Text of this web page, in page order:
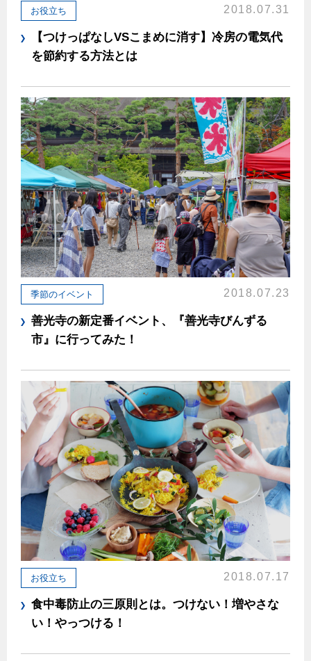
ガスを安全にお使いいただくために
ガスメーターの役割と安全機能
古くなったガス管の交換のおすすめ
正しい接続で安全に
長期使用製品安全点検制度について
換気と給排気設備の注意点
冬季の注意
保安体制
保安体制について
ガス設備安全点検について
お引越しのときには
ガス使用開始のご案内
ガス使用停止のご案内
インターネット受付
都市ガス切り替え事例
衣類乾燥機
リビング
お役立ち 2018.07.31
【つけっぱなしVSこまめに消す】冷房の電気代
を節約する方法とは
季節のイベント 2018.07.23
善光寺の新定番イベント、『善光寺びんずる
市』に行ってみた！
お役立ち 2018.07.17
食中毒防止の三原則とは。つけない！増やさな
い！やっつける！